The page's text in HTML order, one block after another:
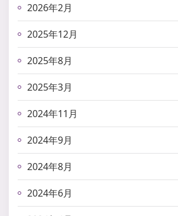
2026年2月
2025年12月
2025年8月
2025年3月
2024年11月
2024年9月
2024年8月
2024年6月